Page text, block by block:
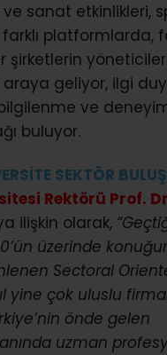
sanat etkinlikleri,
farklı platformlarda,
şirketlerin
geliyor, ilgi
ve
buluyor.
Rektörü Prof.
ilişkin olarak,
üzerinde
Sectoral
yine çok uluslu
önde gelen
uzman